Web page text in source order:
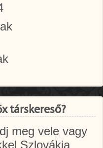
társkereső?
meg vele vagy
Szlovákia